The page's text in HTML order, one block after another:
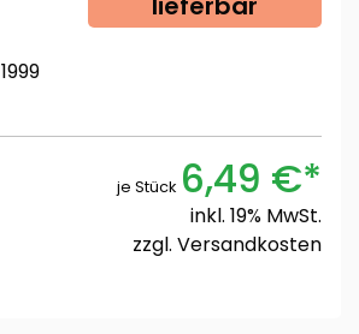
1999
je Stück 6,49 €*
inkl. 19% MwSt.
zzgl. Versandkosten